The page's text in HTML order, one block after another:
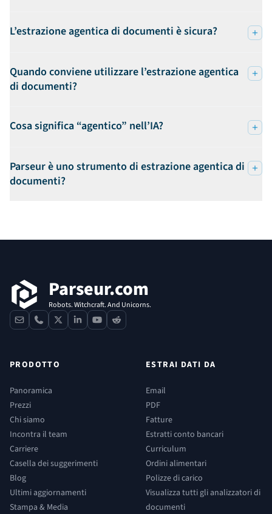
L’estrazione agentica di documenti è sicura?
Quando conviene utilizzare l’estrazione agentica
di documenti?
Cosa significa “agentico” nell’IA?
Parseur è uno strumento di estrazione agentica di
documenti?
Parseur.com
Robots. Witchcraft. And Unicorns.
contactphone
x linkedinyoutube
reddit
PRODOTTO
Panoramica
Prezzi
Chi siamo
Incontra il team
Carriere
Casella dei suggerimenti
Blog
Ultimi aggiornamenti
Stampa & Media
ESTRAI DATI DA
Email
PDF
Fatture
Estratti conto bancari
Curriculum
Ordini alimentari
Polizze di carico
Visualizza tutti gli analizzatori di
documenti